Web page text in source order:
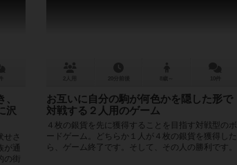
沢
せさ
通
街
お互いに自分の駒が何色かを隠した形で
対戦する２人用のゲーム
４枚の銀貨を先に獲得することを目指す対戦型のボ
ードゲーム。どちらか１人が４枚の銀貨を獲得した
ら、ゲーム終了です。そして、その人の勝利です。